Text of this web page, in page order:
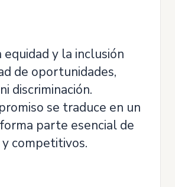
y la inclusión
de oportunidades,
discriminación.
se traduce en un
parte esencial de
competitivos.